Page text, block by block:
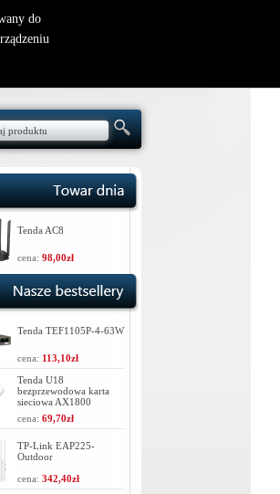
nowy klient
Tenda AC8
cena: 98,00zł
Tenda TEF1105P-4-63W
cena: 113,10zł
Tenda U18
bezprzewodowa karta
sieciowa AX1800
cena: 69,70zł
TP-Link EAP225-
Outdoor
cena: 342,40zł
do